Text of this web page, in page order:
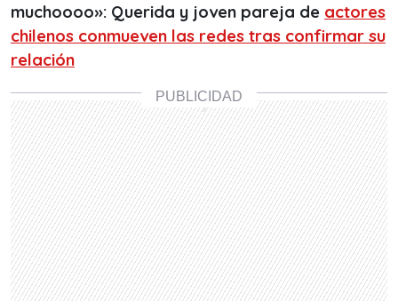
muchoooo»: Querida y joven pareja de actores
chilenos conmueven las redes tras confirmar su
relación